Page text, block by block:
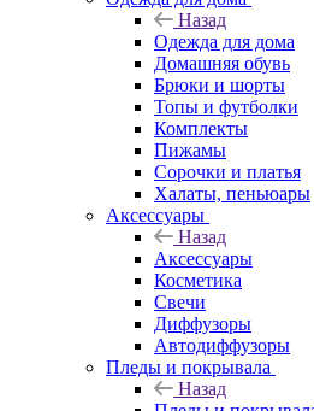
Назад
Одежда для дома
Домашняя обувь
Брюки и шорты
Топы и футболки
Комплекты
Пижамы
Сорочки и платья
Халаты, пеньюары
Аксессуары
Назад
Аксессуары
Косметика
Свечи
Диффузоры
Автодиффузоры
Пледы и покрывала
Назад